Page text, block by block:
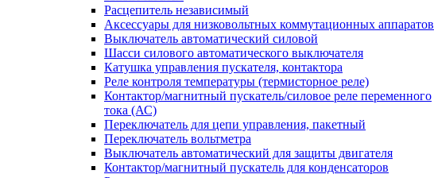
Расцепитель независимый
Аксессуары для низковольтных коммутационных аппаратов
Выключатель автоматический силовой
Шасси силового автоматического выключателя
Катушка управления пускателя, контактора
Реле контроля температуры (термисторное реле)
Контактор/магнитный пускатель/силовое реле переменного
тока (АС)
Переключатель для цепи управления, пакетный
Переключатель вольтметра
Выключатель автоматический для защиты двигателя
Контактор/магнитный пускатель для конденсаторов